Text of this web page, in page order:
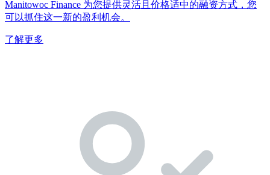
Manitowoc Finance 为您提供灵活且价格适中的融资方式，您
可以抓住这一新的盈利机会。
了解更多